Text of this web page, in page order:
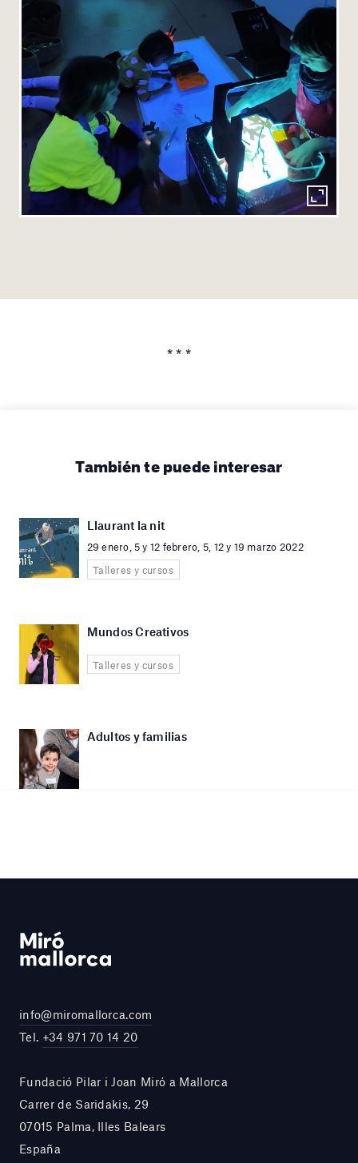
* * *
También te puede interesar
Llaurant la nit
29 enero, 5 y 12 febrero, 5, 12 y 19 marzo 2022
Talleres y cursos
Mundos Creativos
Talleres y cursos
Adultos y familias
info@miromallorca.com
Tel. +34 971 70 14 20
Fundació Pilar i Joan Miró a Mallorca
Carrer de Saridakis, 29
07015 Palma, Illes Balears
España